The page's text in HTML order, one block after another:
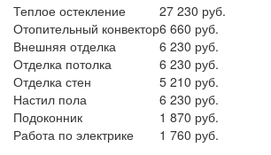
Теплое остекление
27 230 руб.
Отопительный конвектор6 660 руб.
Внешняя отделка
6 230 руб.
Отделка потолка
6 230 руб.
Отделка стен
5 210 руб.
Настил пола
6 230 руб.
Подоконник
1 870 руб.
Работа по электрике
1 760 руб.